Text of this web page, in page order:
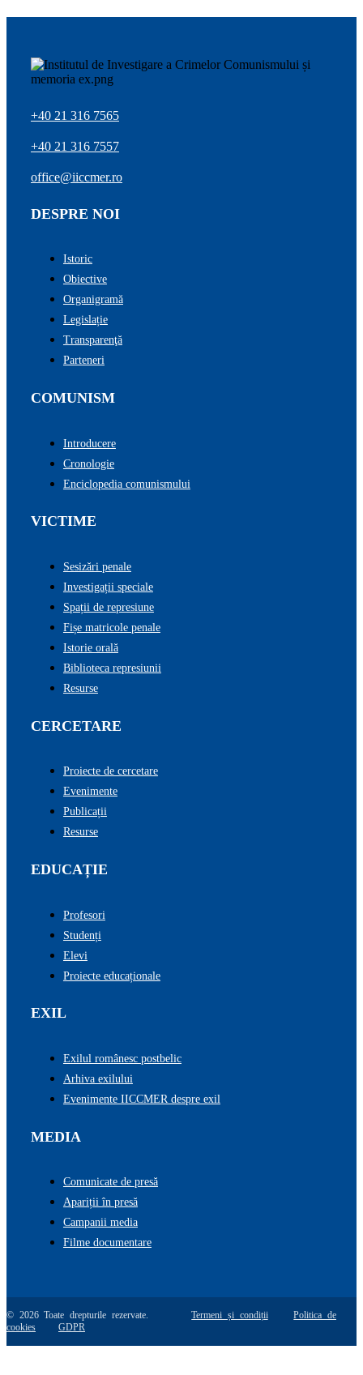
+40 21 316 7565
+40 21 316 7557
office@iiccmer.ro
DESPRE NOI
Istoric
Obiective
Organigramă
Legislație
Transparenţă
Parteneri
COMUNISM
Introducere
Cronologie
Enciclopedia comunismului
VICTIME
Sesizări penale
Investigații speciale
Spații de represiune
Fișe matricole penale
Istorie orală
Biblioteca represiunii
Resurse
CERCETARE
Proiecte de cercetare
Evenimente
Publicații
Resurse
EDUCAȚIE
Profesori
Studenți
Elevi
Proiecte educaționale
EXIL
Exilul românesc postbelic
Arhiva exilului
Evenimente IICCMER despre exil
MEDIA
Comunicate de presă
Apariții în presă
Campanii media
Filme documentare
© 2026 Toate drepturile rezervate.Termeni și condiții
Politica de
cookies
GDPR